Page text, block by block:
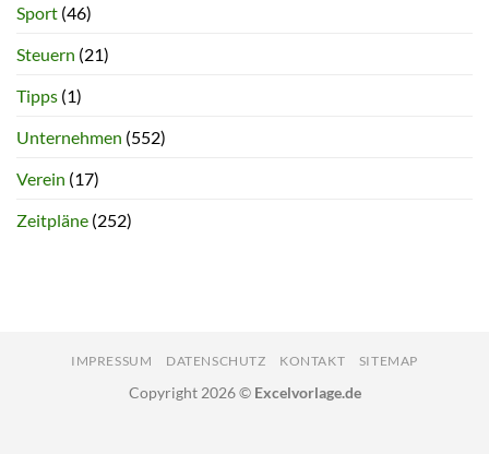
Sport (46)
Steuern (21)
Tipps (1)
Unternehmen (552)
Verein (17)
Zeitpläne (252)
IMPRESSUM DATENSCHUTZ KONTAKT SITEMAP
Copyright 2026 © Excelvorlage.de